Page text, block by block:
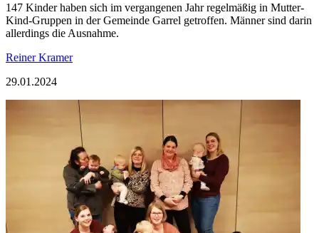
147 Kinder haben sich im vergangenen Jahr regelmäßig in Mutter-
Kind-Gruppen in der Gemeinde Garrel getroffen. Männer sind darin
allerdings die Ausnahme.
Reiner Kramer
29.01.2024